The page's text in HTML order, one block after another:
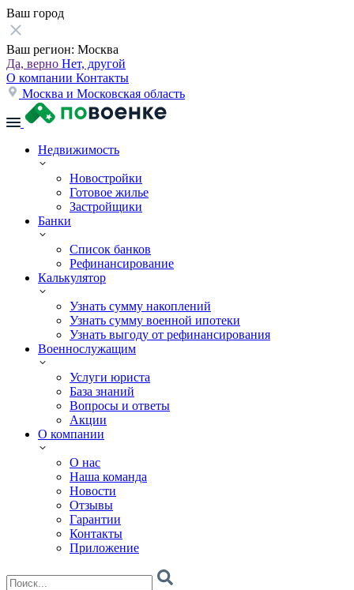
Ваш город
Ваш регион: Москва
Да, верно Нет, другой
О компании Контакты
Москва и Московская область
Недвижимость
Новостройки
Готовое жилье
Застройщики
Банки
Список банков
Рефинансирование
Калькулятор
Узнать сумму накоплений
Узнать сумму военной ипотеки
Узнать выгоду от рефинансирования
Военнослужащим
Услуги юриста
База знаний
Вопросы и ответы
Акции
О компании
О нас
Наша команда
Новости
Отзывы
Гарантии
Контакты
Приложение